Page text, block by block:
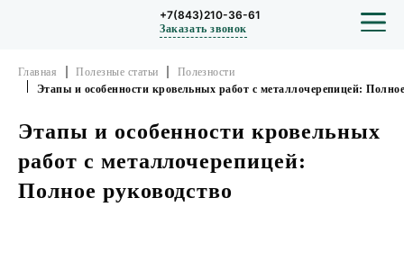
+7(843)210-36-61
Заказать звонок
СТРОИТЕЛЬСТВО
ПРОЕКТЫ
Главная Полезные статьи
Полезности
Этапы и особенности кровельных работ с металлочерепицей:
Этапы и особенности кровельных
работ с металлочерепицей:
Полное руководство